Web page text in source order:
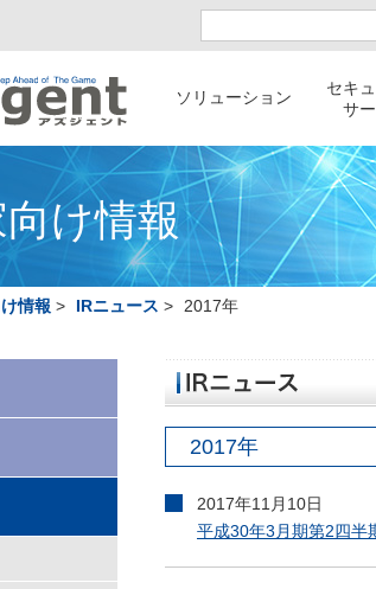
ソリューション
セキ
サ
け情報
情報 IRニュース 2017年
2017年
2017年11月10日
平成30年3月期第2四半